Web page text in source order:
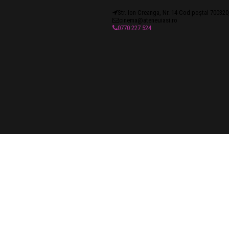
Str. Ion Creanga, Nr. 14 Cod poștal
cinema@ateneuiasi.ro
0770 227 524